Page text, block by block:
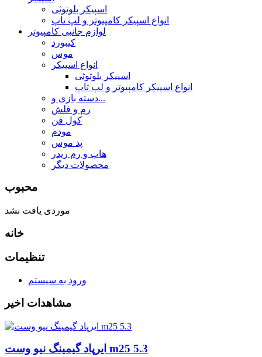
اسپیکر بلوتوثی
انواع اسپیکر کامپیوتر و لپ تاپ
لوازم جانبی کامپیوتر
کیبورد
موس
انواع اسپیکر
اسپیکر بلوتوثی
انواع اسپیکر کامپیوتر و لپ تاپ
دسته بازی و...
رم و فلش
کول فن
مودم
پد موس
هاب و رم ریدر
محصولات دیگر
محبوب
موردی یافت نشد
خانه
تنظیمات
ورود به سیستم
مشاهدات اخیر
ایرپاد گیمینگ نیو وست m25 5.3